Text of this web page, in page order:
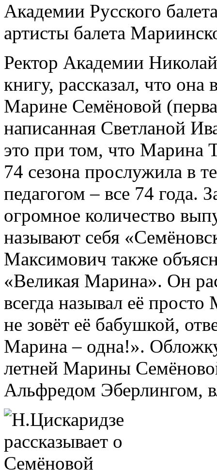
Академии Русского
артисты балета
Ректор Академии
книгу, рассказал, что
Марине Семёновой
написанная Светланой
это при том, что Марина
74 сезона прослужила в
педагогом – все 74 года.
огромное количество
называют себя
Максимович также
«Великая Марина». Он
всегда называл её
не зовёт её бабушкой,
Марина – одна!».
летней Марины
Альфредом Эберлингом,